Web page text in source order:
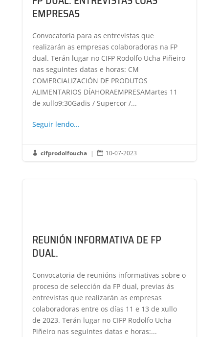
EMPRESAS
Convocatoria para as entrevistas que
realizarán as empresas colaboradoras na FP
dual. Terán lugar no CIFP Rodolfo Ucha Piñeiro
nas seguintes datas e horas: CM
COMERCIALIZACIÓN DE PRODUTOS
ALIMENTARIOS DÍAHORAEMPRESAMartes 11
de xullo9:30Gadis / Supercor /...
Seguir lendo...
 cifprodolfoucha |  10-07-2023
REUNIÓN INFORMATIVA DE FP
DUAL.
Convocatoria de reunións informativas sobre o
proceso de selección da FP dual, previas ás
entrevistas que realizarán as empresas
colaboradoras entre os días 11 e 13 de xullo
de 2023. Terán lugar no CIFP Rodolfo Ucha
Piñeiro nas seguintes datas e horas:...